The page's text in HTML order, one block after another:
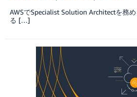
AWSでSpecialist Solution Architectを務
る […]